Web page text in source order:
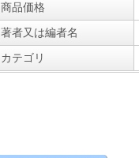
商品価格
著者又は編者名
カテゴリ